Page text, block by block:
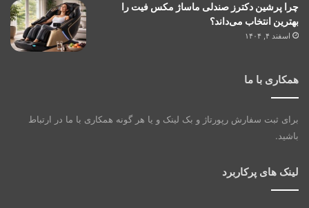
چرا پرشین دکترز صندلی ماساژ مکس فیت را
بهترین انتخاب می‌داند؟
اسفند ۴, ۱۴۰۴
همکاری با ما
برای ثبت سفارش رپورتاژ و بک لینک و یا هر گونه همکاری با ما در ارتباط
باشید.
لینک های پرکاربرد